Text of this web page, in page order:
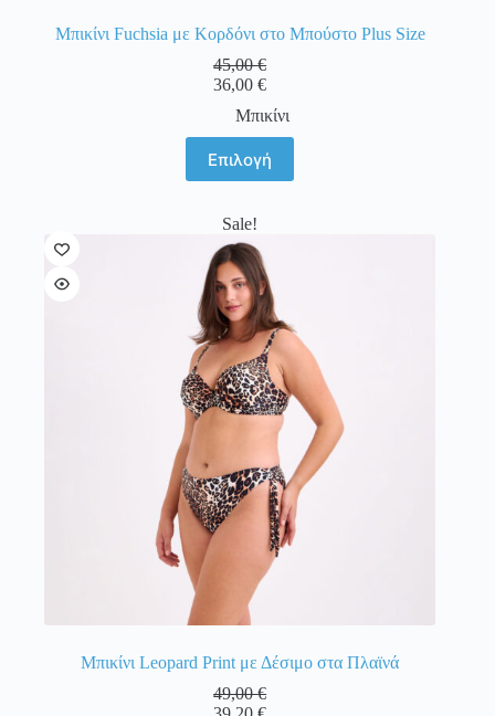
Μπικίνι Fuchsia με Κορδόνι στο Μπούστο Plus Size
45,00€
36,00€
Μπικίνι
Επιλογή
το
προϊόν
πολλαπλές
παραλλαγές.
Οι
επιλογές
μπορούν
να
επιλεγούν
στη
σελίδα
του
προϊόντος
Sale!
Μπικίνι Leopard Print με Δέσιμο στα Πλαϊνά
49,00€